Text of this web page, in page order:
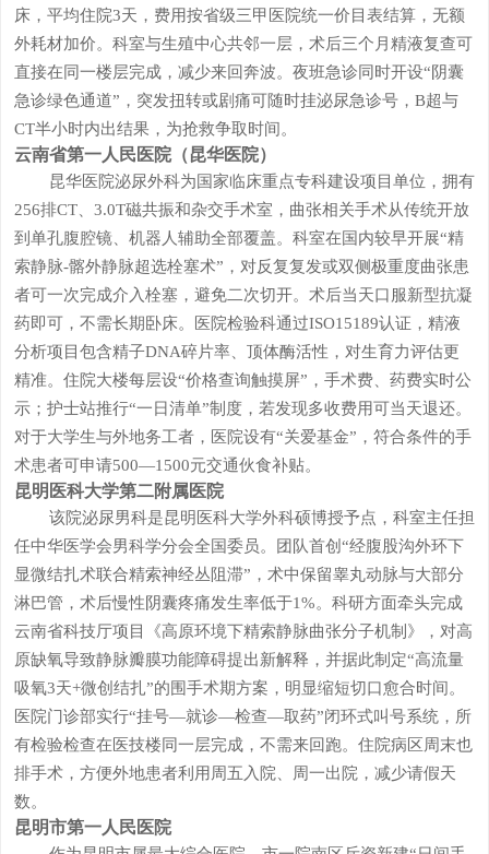
床，平均住院3天，费用按省级三甲医院统一价目表结算，无额
外耗材加价。科室与生殖中心共邻一层，术后三个月精液复查可
直接在同一楼层完成，减少来回奔波。夜班急诊同时开设“阴囊
急诊绿色通道”，突发扭转或剧痛可随时挂泌尿急诊号，B超与
CT半小时内出结果，为抢救争取时间。
云南省第一人民医院（昆华医院）
昆华医院泌尿外科为国家临床重点专科建设项目单位，拥有
256排CT、3.0T磁共振和杂交手术室，曲张相关手术从传统开放
到单孔腹腔镜、机器人辅助全部覆盖。科室在国内较早开展“精
索静脉-髂外静脉超选栓塞术”，对反复复发或双侧极重度曲张患
者可一次完成介入栓塞，避免二次切开。术后当天口服新型抗凝
药即可，不需长期卧床。医院检验科通过ISO15189认证，精液
分析项目包含精子DNA碎片率、顶体酶活性，对生育力评估更
精准。住院大楼每层设“价格查询触摸屏”，手术费、药费实时公
示；护士站推行“一日清单”制度，若发现多收费用可当天退还。
对于大学生与外地务工者，医院设有“关爱基金”，符合条件的手
术患者可申请500—1500元交通伙食补贴。
昆明医科大学第二附属医院
该院泌尿男科是昆明医科大学外科硕博授予点，科室主任担
任中华医学会男科学分会全国委员。团队首创“经腹股沟外环下
显微结扎术联合精索神经丛阻滞”，术中保留睾丸动脉与大部分
淋巴管，术后慢性阴囊疼痛发生率低于1%。科研方面牵头完成
云南省科技厅项目《高原环境下精索静脉曲张分子机制》，对高
原缺氧导致静脉瓣膜功能障碍提出新解释，并据此制定“高流量
吸氧3天+微创结扎”的围手术期方案，明显缩短切口愈合时间。
医院门诊部实行“挂号—就诊—检查—取药”闭环式叫号系统，所
有检验检查在医技楼同一层完成，不需来回跑。住院病区周末也
排手术，方便外地患者利用周五入院、周一出院，减少请假天
数。
昆明市第一人民医院